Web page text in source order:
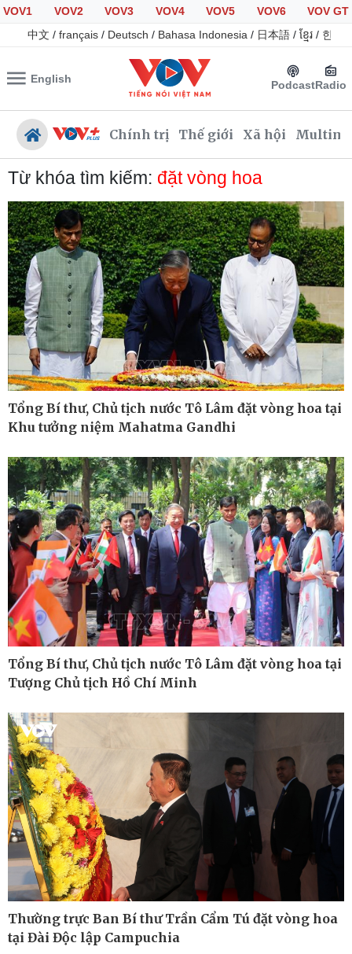
VOV1 VOV2 VOV3 VOV4 VOV5 VOV6
VOV GT
中文 / français / Deutsch / Bahasa Indonesia / 日本語 / ខ្មែរ / 한국
English PodcastRadio
Chính trị Thế giới Xã hội
Chính trị
Đảng
Tổ chức nhân sự
Quốc hội
Nhận diện sự thật
Xã hội
Tin 24h
Giáo dục
Dự báo thời tiết
Dấu ấn VOV
Việc làm
Biển đảo
Thế giới
Quan sát
Cuộc sống đó đây
Hồ sơ
Multimedia
Ảnh
Video
E-Magazine
Infographic
Kinh tế
Khởi nghiệp
Thị trường
Giá cà phê
Pháp luật
Vụ án
Tin nóng
Thể thao
Từ khóa tìm kiếm: đặt vòng hoa
Tổng Bí thư, Chủ tịch nước Tô Lâm đặt vòng hoa tại
Khu tưởng niệm Mahatma Gandhi
Tổng Bí thư, Chủ tịch nước Tô Lâm đặt vòng hoa tại
Tượng Chủ tịch Hồ Chí Minh
Thường trực Ban Bí thư Trần Cẩm Tú đặt vòng hoa
tại Đài Độc lập Campuchia